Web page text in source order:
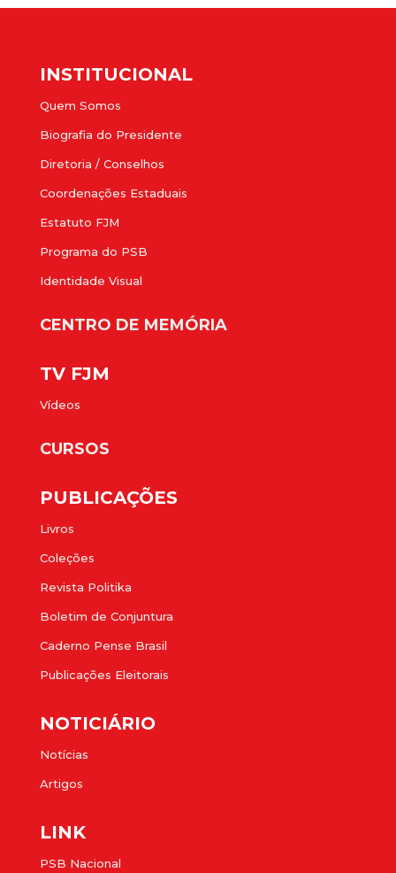
INSTITUCIONAL
Quem Somos
Biografia do Presidente
Diretoria / Conselhos
Coordenações Estaduais
Estatuto FJM
Programa do PSB
Identidade Visual
CENTRO DE MEMÓRIA
TV FJM
Vídeos
CURSOS
PUBLICAÇÕES
Livros
Coleções
Revista Politika
Boletim de Conjuntura
Caderno Pense Brasil
Publicações Eleitorais
NOTICIÁRIO
Notícias
Artigos
LINK
PSB Nacional